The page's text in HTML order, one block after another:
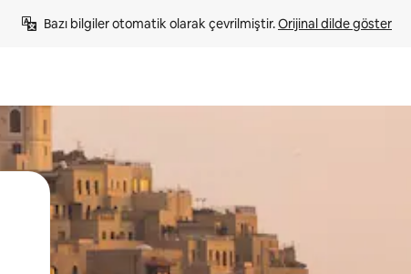
Bazı bilgiler otomatik olarak çevrilmiştir. Orijinal dilde göster